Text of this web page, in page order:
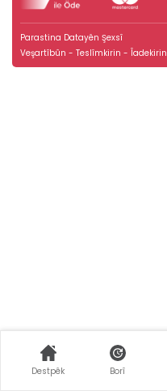
Parastina Datayên Şexsî
Veşartîbûn - Teslîmkirin - Îadekirin
Destpêk Borî